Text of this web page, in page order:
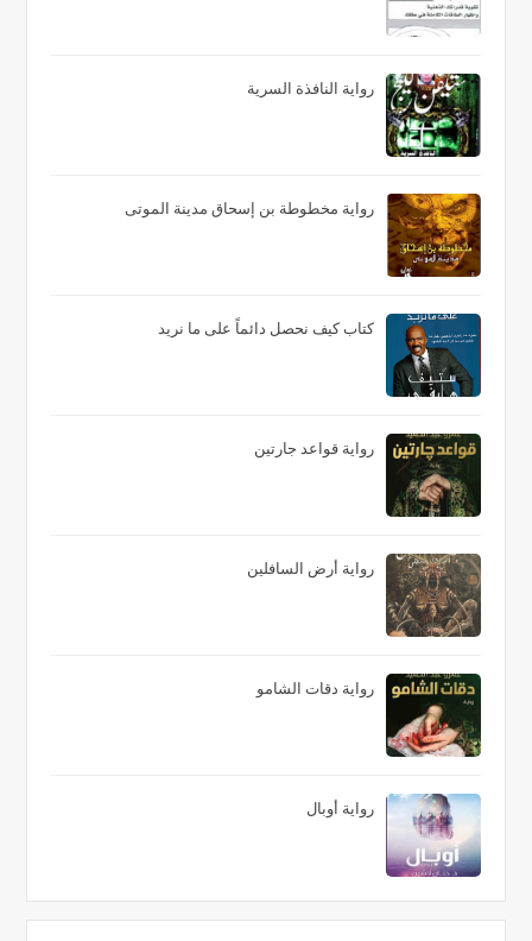
رواية النافذة السرية
رواية مخطوطة بن إسحاق مدينة الموتى
كتاب كيف نحصل دائماً على ما نريد
رواية قواعد جارتين
رواية أرض السافلين
رواية دقات الشامو
رواية أوبال